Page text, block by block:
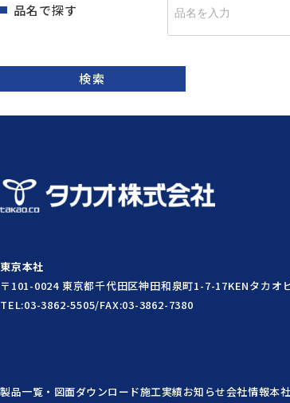
品名で探す
検索
東京本社
〒101-0024 東京都千代田区神田和泉町1-7-17KENタカオ
TEL:03-3862-5505/FAX:03-3862-7380
製品一覧・図面ダウンロード施工実績お知らせ会社情報本